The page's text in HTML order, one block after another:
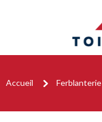
Accueil Ferblanterie